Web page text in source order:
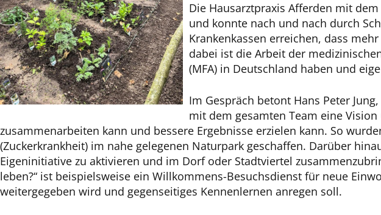
Die Hausarztpraxis Afferden mit
und konnte nach und nach durch
Krankenkassen erreichen, dass
dabei ist die Arbeit der
(MFA) in Deutschland haben und
Im Gespräch betont Hans Peter
mit dem gesamten Team eine
zusammenarbeiten kann und bessere Ergebnisse erzielen kann. So
(Zuckerkrankheit) im nahe gelegenen Naturpark geschaffen. Darüber
Eigeninitiative zu aktivieren und im Dorf oder Stadtviertel
leben?“ ist beispielsweise ein Willkommens-Besuchsdienst für neue
weitergegeben wird und gegenseitiges Kennenlernen anregen soll.